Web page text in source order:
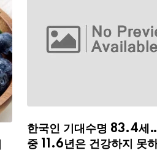
한국인 기대수명 83.4세
중 11.6년은 건강하지 못